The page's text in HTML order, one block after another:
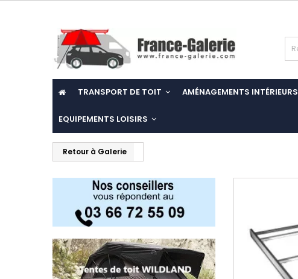
TRANSPORT DE TOIT AMÉNAGEMENTS INTÉRIEURS
EQUIPEMENTS LOISIRS
Retour à Galerie